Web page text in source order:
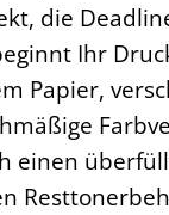
die
Ihr
Papier,
einen